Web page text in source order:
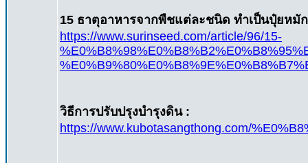
15 ธาตุอาหารจากพืชแต่ละชนิด ทำเป็นปุ๋ยหมั
https://www.surinseed.com/article/96/15-
วิธีการปรับปรุงบำรุงดิน :
https://www.kubotasangthong.com/